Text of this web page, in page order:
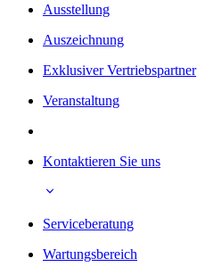
Ausstellung
Auszeichnung
Exklusiver Vertriebspartner
Veranstaltung
Kontaktieren Sie uns
Serviceberatung
Wartungsbereich